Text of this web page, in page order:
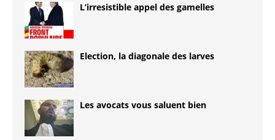
L’irresistible appel des gamelles
Election, la diagonale des larves
Les avocats vous saluent bien